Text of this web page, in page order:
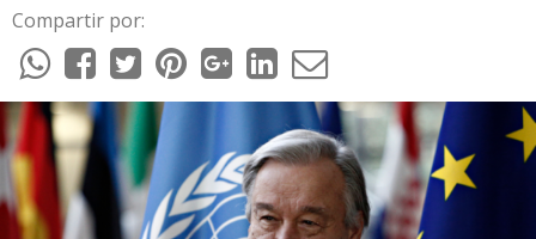
SOCIEDAD
CULTURIZANDO.COM
Compartir por: